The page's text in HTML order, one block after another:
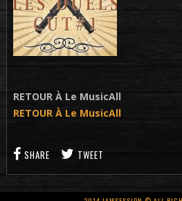
RETOUR À Le MusicAll
RETOUR À Le MusicAll
SHARE TWEET